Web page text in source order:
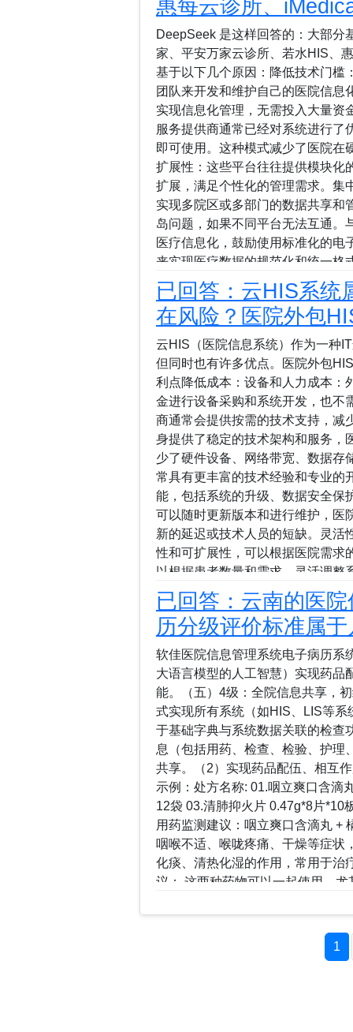
踪监控，实现护理质量的持续改进
及病区于每月30日以前报护理部
报表并在护士长例会上反馈检查评
护理质量控制与管理情况，每季度
制与管理总结并向全院护理人员通
惠每云诊所、
DeepSeek 是这样回答的：大部分
家、平安万家云诊所、若水HIS、
基于以下几个原因：降低技术门槛
团队来开发和维护自己的医院信息
实现信息化管理，无需投入大量资
服务提供商通常已经对系统进行了
即可使用。这种模式减少了医院在
扩展性：这些平台往往提供模块化
扩展，满足个性化的管理需求。集
实现多院区或多部门的数据共享和
岛问题，如果不同平台无法互通。
医疗信息化，鼓励使用标准化的电
来实现医疗数据的规范化和统一格
第三方提供商通常有完善的技术支
平台的稳定运行。成本控制：对于
模式更具经济性和可持续性。通过
内容，不用承担高昂的初始投资。
数据安全能力，能够遵守相关的
式，医疗机构可以确保患者隐私和
险。技术支持与更新：第三方平
医疗机构可以随时获得最新的技术
试工作。用户体验优化：这些平台
已回答：云HIS系统
在风险？医院外包
云HIS（医院信息系统）作为一种
但同时也有许多优点。医院外包
利点降低成本：设备和人力成本：
金进行设备采购和系统开发，也不
商通常会提供按需的技术支持，减
身提供了稳定的技术架构和服务，
少了硬件设备、网络带宽、数据存
常具有更丰富的技术经验和专业的
能，包括系统的升级、数据安全保
可以随时更新版本和进行维护，医
新的延迟或技术人员的短缺。灵活
性和可扩展性，可以根据医院需求
以根据患者数量和需求，灵活调整
展较快的医院来说，云HIS系统能
件和技术改造。高可用性和灾备能
机制，系统宕机的风险较低。服
能力，这对于医院来说是一个非常
问题：医院的HIS系统涉及大量的
人隐私等敏感信息。外包HIS系统
存在一定的隐私泄露和数据丢失
数据被黑客攻击或泄露。另外，一
输有严格规定，医院需要确保云服
已回答：云南的医
历分级评价标准属
软佳医院信息管理系统电子病历系
大语言模型的人工智慧）实现药品
能。（五）4级：全院信息共享，
式实现所有系统（如HIS、LIS等
于基础字典与系统数据关联的检查
息（包括用药、检查、检验、护理
共享。（2）实现药品配伍、相互
示例：处方名称: 01.咽立爽口含滴
12袋 03.清肺抑火片 0.47g*8片*10
用药监测建议：咽立爽口含滴丸 +
咽喉不适、喉咙疼痛、干燥等症状
化痰、清热化湿的作用，常用于治
议： 这两种药物可以一起使用，
不适。需要注意的是，如果咽痛并
要。咽立爽口含滴丸 + 清肺抑火
状，清肺抑火片则用于清肺、降
1